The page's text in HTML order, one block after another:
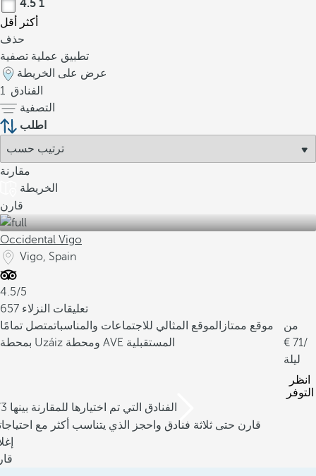
4.5 1
أكثر
أقل
حذف
تطبيق عملية تصفية
عرض على الخريطة
1 الفنادق
التصفية
اطلب
مقارنة
الخريطة
قارن
Occidental Vigo
Vigo, Spain
4.5/5
657 تعليقات النزلاء
موقع ممتاز الموقع المثالي للاجتماعات والمناسباتمتصل تمامًا
بمحطة Uzáiz ومحطة AVE المستقبلية
من
71/
ليلة
انظر
التوفر
/3 الفنادق التي تم اختيارها للمقارنة بينها
قارن حتى ثلاثة فنادق واحجز الذي يتناسب أكثر مع